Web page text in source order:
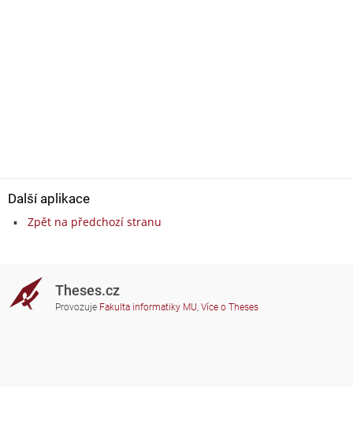
Další aplikace
Zpět na předchozí stranu
Theses.cz
Provozuje Fakulta informatiky MU, Více o Theses